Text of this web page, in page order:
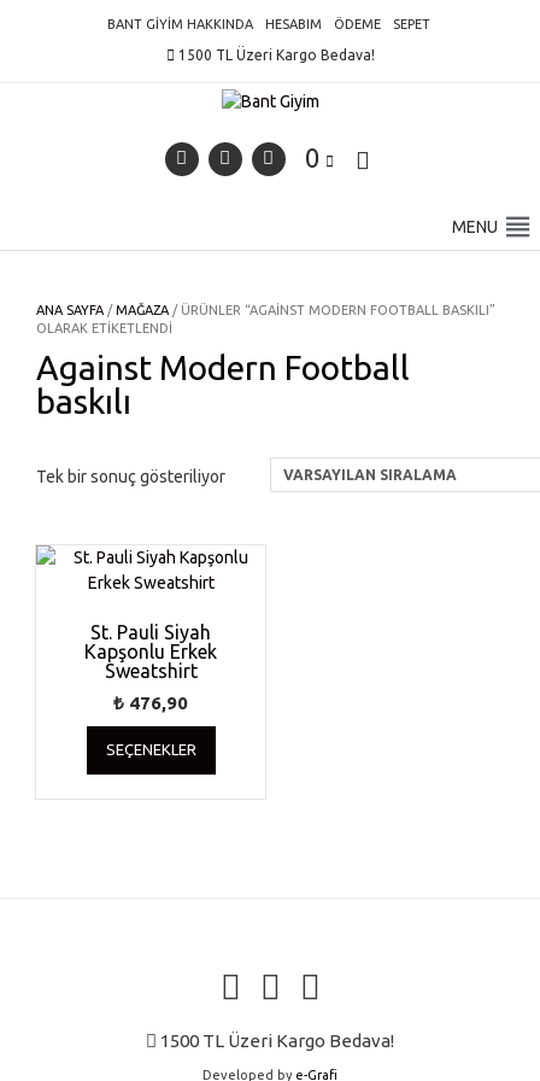
BANT GIYIM HAKKINDA HESABIM ÖDEME SEPET
1500 TL Üzeri Kargo Bedava!
0
MENU
ANA SAYFA /MAĞAZA / ÜRÜNLER “AGAINST MODERN FOOTBALL BASKILI”
OLARAK ETIKETLENDI
Against Modern Football
baskılı
Tek bir sonuç gösteriliyor
St. Pauli Siyah
Kapşonlu Erkek
Sweatshirt
₺ 476,90
SEÇENEKLER
Bu
birden
fazla
1500 TL Üzeri Kargo Bedava!
Developed by e-Grafi